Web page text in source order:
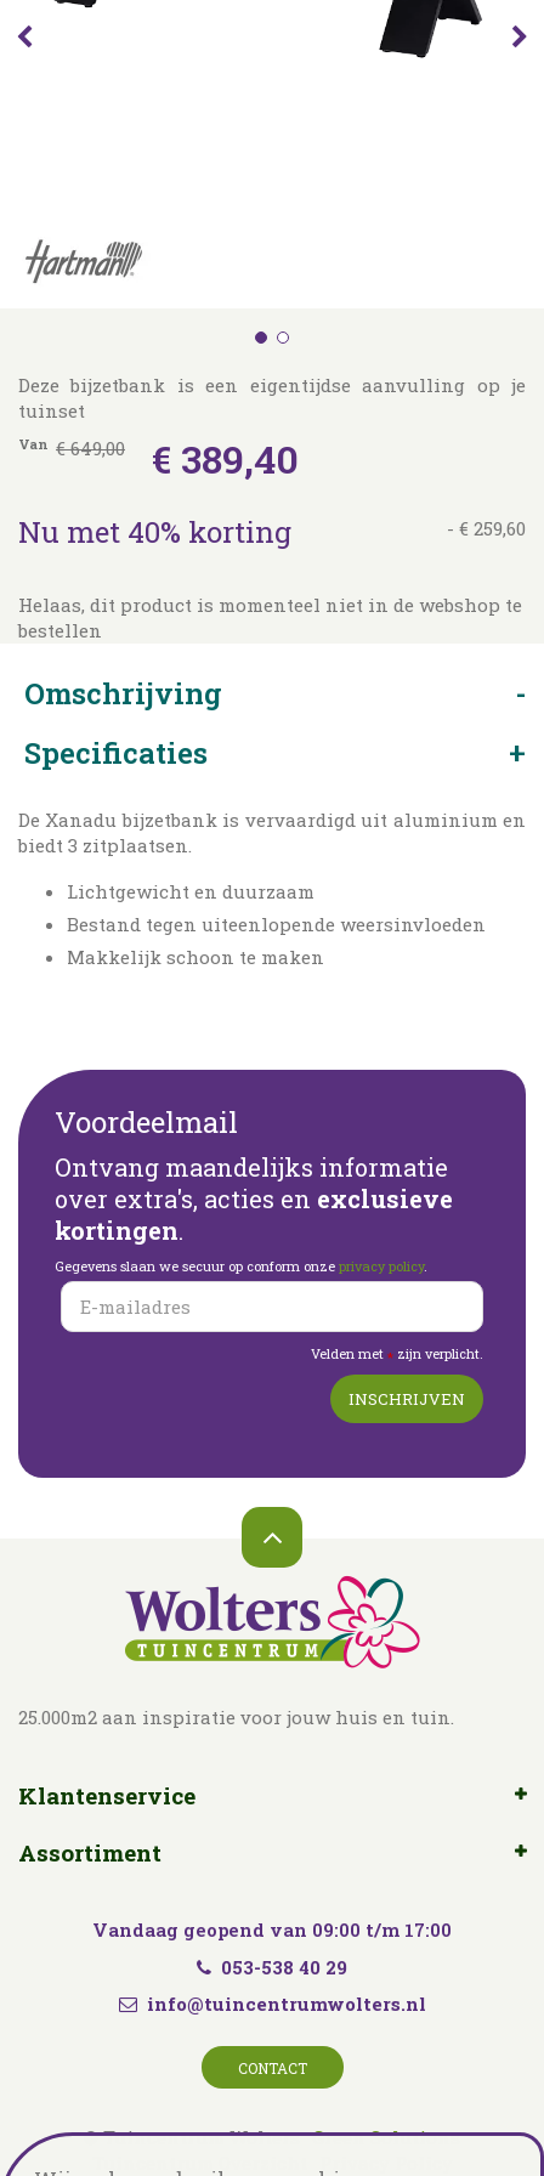
Deze bijzetbank is een eigentijdse aanvulling op je
tuinset
Van € 649,00 € 389,40
Nu met 40% korting - € 259,60
Helaas, dit product is momenteel niet in de webshop te
bestellen
Omschrijving
Specificaties
De Xanadu bijzetbank is vervaardigd uit aluminium en
biedt 3 zitplaatsen.
Lichtgewicht en duurzaam
Bestand tegen uiteenlopende weersinvloeden
Makkelijk schoon te maken
Voordeelmail
Ontvang maandelijks informatie
over extra's, acties en exclusieve
kortingen.
Gegevens slaan we secuur op conform onze privacy policy.
Velden met * zijn verplicht.
25.000m2 aan inspiratie voor jouw huis en tuin.
Klantenservice
Assortiment
Vandaag geopend van 09:00 t/m 17:00
053-538 40 29
info@tuincentrumwolters.nl
CONTACT
© Tuincentrum Wolters Green Solutions